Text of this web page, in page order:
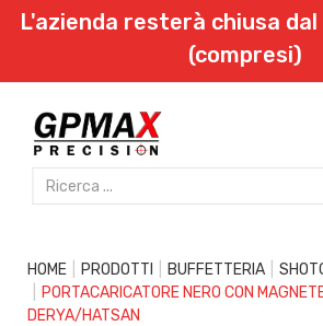
L'azienda resterà chiusa dal
(compresi)
HOME PRODOTTI BUFFETTERIA
PORTACARICATORE NERO CON
DERYA/HATSAN